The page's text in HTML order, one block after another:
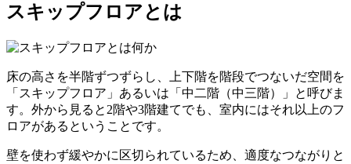
スキップフロアとは
床の高さを半階ずつずらし、上下階を階段でつないだ空間を
「スキップフロア」あるいは「中二階（中三階）」と呼びま
す。外から見ると2階や3階建てでも、室内にはそれ以上のフ
ロアがあるということです。
壁を使わず緩やかに区切られているため、適度なつながりと